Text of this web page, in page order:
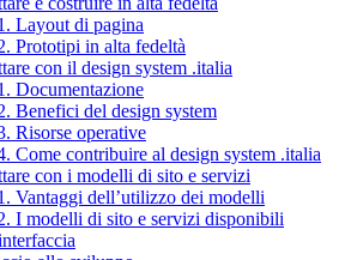
Layout di pagina
Prototipi in alta fedeltà
con il design system .italia
Documentazione
Benefici del design system
Risorse operative
Come contribuire al design system .italia
con i modelli di sito e servizi
Vantaggi dell’utilizzo dei modelli
I modelli di sito e servizi disponibili